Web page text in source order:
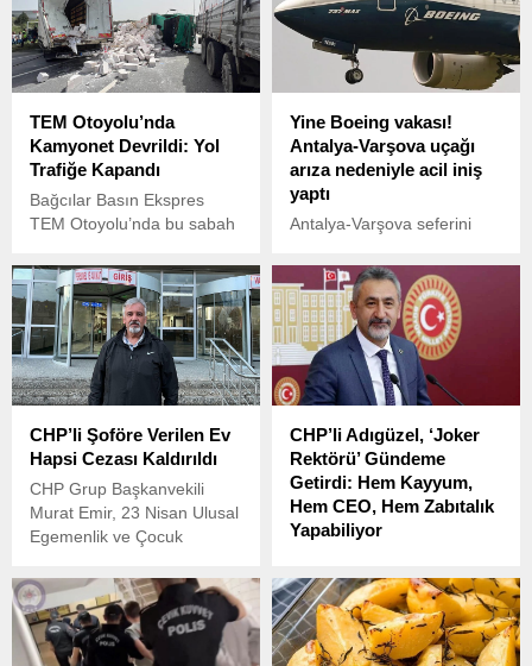
TEM Otoyolu’nda
Kamyonet Devrildi: Yol
Trafiğe Kapandı
Bağcılar Basın Ekspres
TEM Otoyolu’nda bu sabah
kamyonet devrildi.
Yine Boeing vakası!
Antalya-Varşova uçağı
arıza nedeniyle acil iniş
yaptı
Antalya-Varşova seferini
Boeing 737 tipi uçakta kabin
basınç arızası oluştu. Pilot
acil durum bildirdi.
CHP’li Şoföre Verilen Ev
Hapsi Cezası Kaldırıldı
CHP Grup Başkanvekili
Murat Emir, 23 Nisan Ulusal
Egemenlik ve Çocuk
taşıyan parti otobüsünü
kullanan şoför Gökhan
Gülyurt’a verilen ev hapsi
cezasının kaldırıldığını
CHP’li Adıgüzel, ‘Joker
Rektörü’ Gündeme
Getirdi: Hem Kayyum,
Hem CEO, Hem Zabıtalık
Yapabiliyor
Mustafa Adıgüzel, Boğaziçi
Üniversitesi’nin kuzey
kampüsündeki kafeteryanın
kapatılıp yerine zincir bir